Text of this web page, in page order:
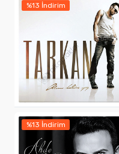
%13 İndirim
%13 İndirim